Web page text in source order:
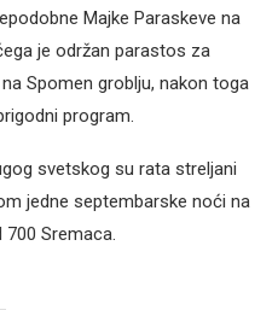
Majke Paraskeve na
je održan parastos za
Spomen groblju, nakon toga
program.
svetskog su rata streljani
jedne septembarske noći na
Sremaca.